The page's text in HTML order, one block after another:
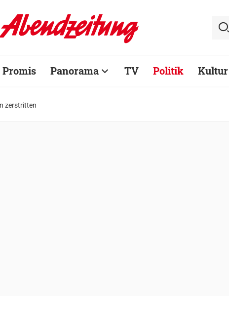
Promis Panorama TV Politik Kultur
zerstritten